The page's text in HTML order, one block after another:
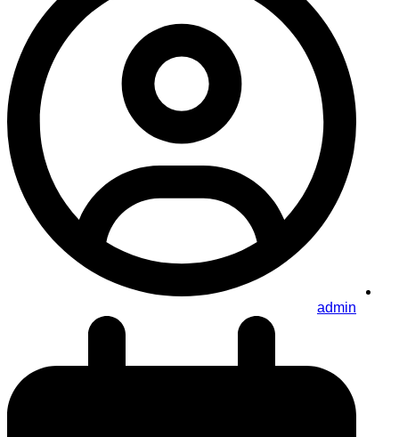
admin